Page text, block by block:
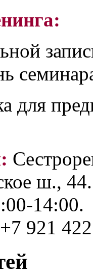
для
ш., 44.
14:00.
921